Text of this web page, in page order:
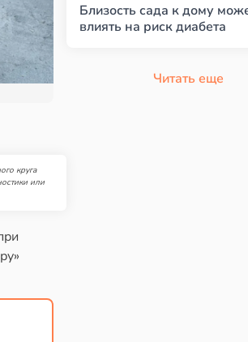
круга
или
Близость сада к дому
влиять на риск диабета
Читать еще